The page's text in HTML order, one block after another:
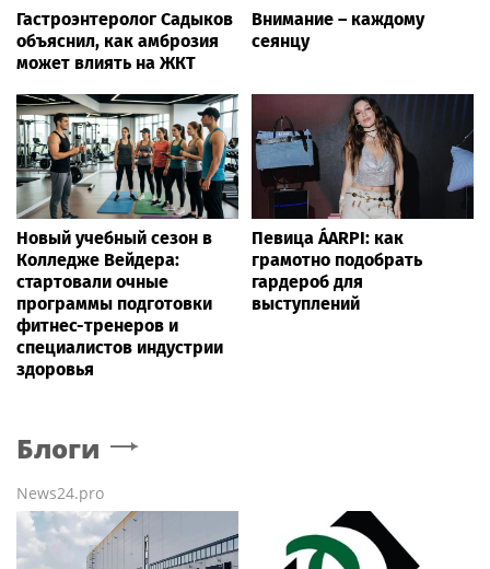
Гастроэнтеролог Садыков
объяснил, как амброзия
может влиять на ЖКТ
Внимание – каждому
сеянцу
Новый учебный сезон в
Колледже Вейдера:
стартовали очные
программы подготовки
фитнес-тренеров и
специалистов индустрии
здоровья
Певица ÁARPI: как
грамотно подобрать
гардероб для
выступлений
Блоги
News24.pro